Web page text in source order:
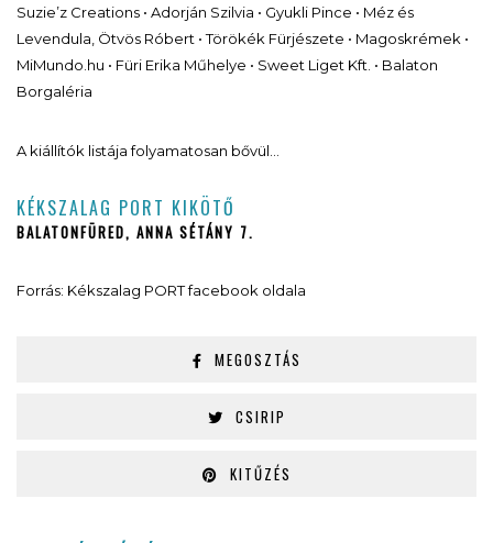
Suzie’z Creations • Adorján Szilvia • Gyukli Pince • Méz és
Levendula, Ötvös Róbert • Törökék Fürjészete • Magoskrémek •
MiMundo.hu • Füri Erika Műhelye • Sweet Liget Kft. • Balaton
Borgaléria
A kiállítók listája folyamatosan bővül…
KÉKSZALAG PORT KIKÖTŐ
BALATONFÜRED, ANNA SÉTÁNY 7.
Forrás: Kékszalag PORT facebook oldala
MEGOSZTÁS
CSIRIP
KITŰZÉS